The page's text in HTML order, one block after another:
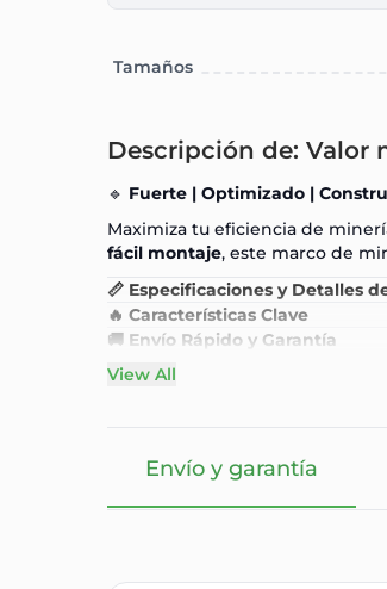
Tamaños
Descripción de: Valor
🔹 Fuerte | Optimizado |
Maximiza tu eficiencia de
fácil montaje, este marco de
📏 Especificaciones y Detalles
🔥 Características Clave
🚚 Envío Rápido y Garantía
View All
Envío y garantía